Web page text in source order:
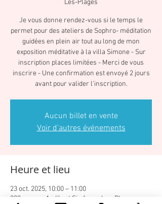
Les-Plages
Je vous donne rendez-vous si le temps le
permet pour des ateliers de Sophro- méditation
guidées en plein air tout au long de mon
exposition méditative à la villa Simone - Sur
inscription places limitées - Merci de vous
inscrire - Une confirmation est envoyé 2 jours
avant pour valider l'inscription.
Aucun billet en vente
Voir d'autres événements
Heure et lieu
23 oct. 2025, 10:00 – 11:00
200 avenue Audibert Six-fours-Les-Plages